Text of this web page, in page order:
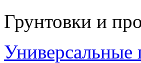
Грунтовки и
Универсальные